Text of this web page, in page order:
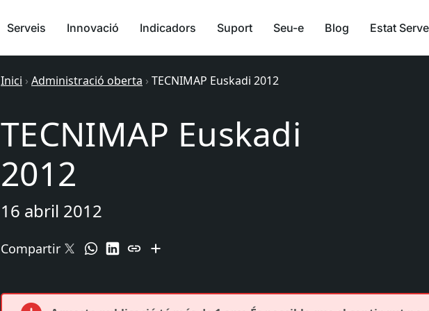
Serveis Innovació Indicadors Suport Seu-e Blog Estat
Inici › Administració oberta › TECNIMAP Euskadi 2012
TECNIMAP Euskadi
2012
16 abril 2012
Compartir